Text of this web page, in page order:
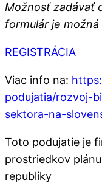
Možnosť zadávať
formulár je možná
REGISTRÁCIA
Viac info na:
podujatia/rozvoj-
sektora-na-
Toto podujatie je
prostriedkov
republiky